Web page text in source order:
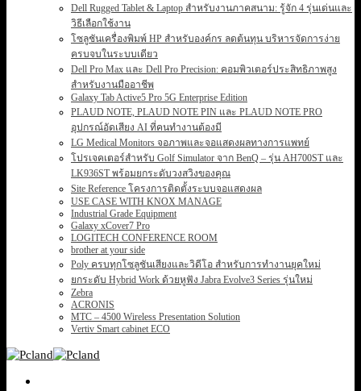
Dell Rugged Tablet & Laptop สำหรับงานภาคสนาม: รู้จัก 4 รุ่นเด่นและ
วิธีเลือกใช้งาน
โซลูชันเครื่องพิมพ์ HP สำหรับองค์กร ลดต้นทุน บริหารจัดการง่าย
ครบจบในระบบเดียว
Dell Pro Max และ Dell Pro Precision: คอมพิวเตอร์ประสิทธิภาพสูง
สำหรับงานมืออาชีพ
Galaxy Tab Active5 Pro 5G Enterprise Edition
PLAUD NOTE, PLAUD NOTE PIN และ PLAUD NOTE PRO
อุปกรณ์อัดเสียง AI ที่คนทำงานต้องมี
LG Medical Monitors จอภาพและจอแสดงผลทางการแพทย์
โปรเจคเตอร์สำหรับ Golf Simulator จาก BenQ – รุ่น AH700ST และ
LK936ST พร้อมยกระดับวงสวิงของคุณ
Site Reference โครงการติดตั้งระบบจอแสดงผล
USE CASE WITH KNOX MANAGE
Industrial Grade Equipment
Galaxy xCover7 Pro
LOGITECH CONFERENCE ROOM
brother at your side
Poly ครบทุกโซลูชันเสียงและวิดีโอ สำหรับการทำงานยุคใหม่
ยกระดับ Hybrid Work ด้วยหูฟัง Jabra Evolve3 Series รุ่นใหม่
Zebra
ACRONIS
MTC – 4500 Wireless Presentation Solution
Vertiv Smart cabinet ECO